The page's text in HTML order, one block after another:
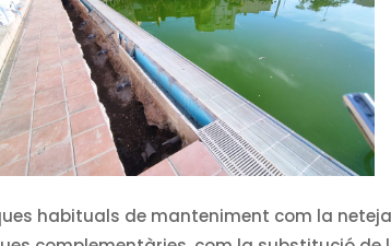
habituals de manteniment com la